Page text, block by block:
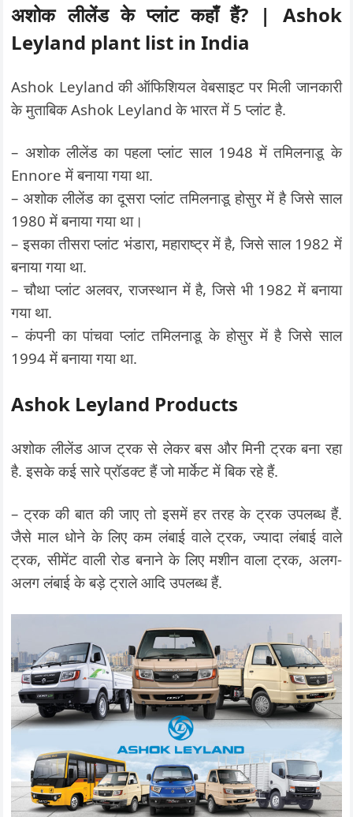
अशोक लीलेंड के प्लांट कहाँ हैं? | Ashok
Leyland plant list in India
Ashok Leyland की ऑफिशियल वेबसाइट पर मिली जानकारी
के मुताबिक Ashok Leyland के भारत में 5 प्लांट है.
– अशोक लीलेंड का पहला प्लांट साल 1948 में तमिलनाडू के
Ennore में बनाया गया था.
– अशोक लीलेंड का दूसरा प्लांट तमिलनाडू होसुर में है जिसे साल
1980 में बनाया गया था।
– इसका तीसरा प्लांट भंडारा, महाराष्ट्र में है, जिसे साल 1982 में
बनाया गया था.
– चौथा प्लांट अलवर, राजस्थान में है, जिसे भी 1982 में बनाया
गया था.
– कंपनी का पांचवा प्लांट तमिलनाडू के होसुर में है जिसे साल
1994 में बनाया गया था.
Ashok Leyland Products
अशोक लीलेंड आज ट्रक से लेकर बस और मिनी ट्रक बना रहा
है. इसके कई सारे प्रॉडक्ट हैं जो मार्केट में बिक रहे हैं.
– ट्रक की बात की जाए तो इसमें हर तरह के ट्रक उपलब्ध हैं.
जैसे माल धोने के लिए कम लंबाई वाले ट्रक, ज्यादा लंबाई वाले
ट्रक, सीमेंट वाली रोड बनाने के लिए मशीन वाला ट्रक, अलग-
अलग लंबाई के बड़े ट्राले आदि उपलब्ध हैं.